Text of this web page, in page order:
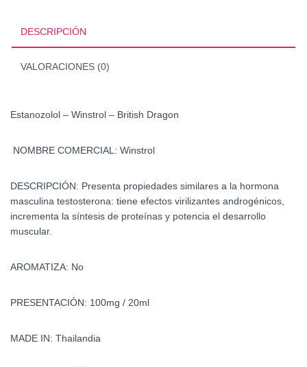
DESCRIPCIÓN
VALORACIONES (0)
Estanozolol – Winstrol – British Dragon
NOMBRE COMERCIAL: Winstrol
DESCRIPCIÓN: Presenta propiedades similares a la hormona
masculina testosterona: tiene efectos virilizantes androgénicos,
incrementa la síntesis de proteínas y potencia el desarrollo
muscular.
AROMATIZA: No
PRESENTACIÓN: 100mg / 20ml
MADE IN: Thailandia